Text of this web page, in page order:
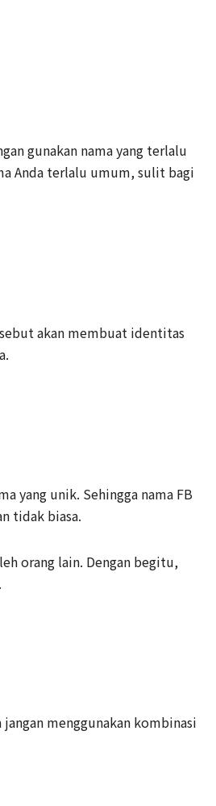
gunakan nama yang terlalu
Anda terlalu umum, sulit bagi
akan membuat identitas
yang unik. Sehingga nama FB
tidak biasa.
orang lain. Dengan begitu,
menggunakan kombinasi